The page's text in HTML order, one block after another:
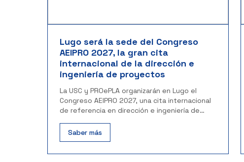
Lugo será la sede del Congreso
AEIPRO 2027, la gran cita
internacional de la dirección e
ingeniería de proyectos
La USC y PROePLA organizarán en Lugo el
Congreso AEIPRO 2027, una cita internacional
de referencia en dirección e ingeniería de
Saber más